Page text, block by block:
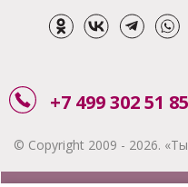
+7 499 302 51 85
© Copyright 2009 - 2026.